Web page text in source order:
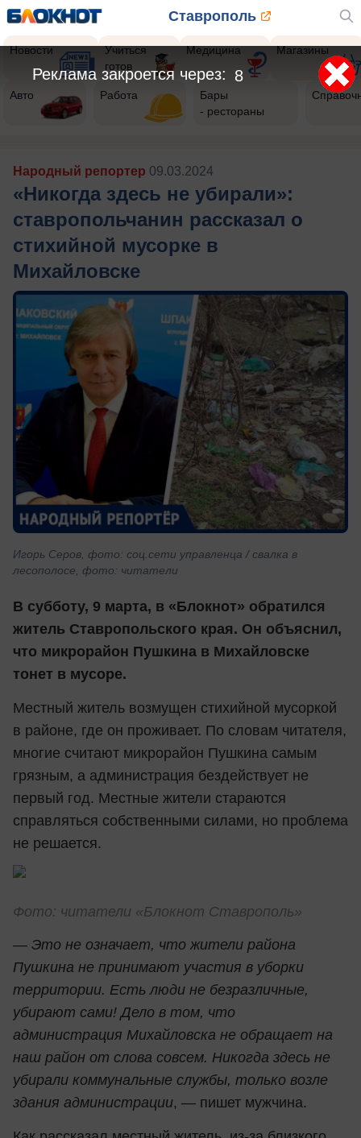
Ставрополь
Новости
Учиться
готов
Медицина Магазины
Авто Работа
Бары
- рестораны
Народный репортер 09.03.2024
«Никогда здесь не убирали»:
ставропольчанин рассказал о
стихийной мусорке в
Михайловске
Игорь Серов, фото: соц.сети управленца / свалка в
лесополосе, фото: читатели
В субботу, 9 марта, в «Блокнот» обратился
житель Ставропольского края. Он объяснил,
что микрорайон Пушкина в Михайловске
тонет в мусоре.
Местный житель возмущен стихийной мусоркой
в районе, где он проживает. По словам читателя,
многие считают микрорайон Пушкина самым
грязным, а администрация бездействует не
первый год. Местные жители стараются
справляться собственными силами, но проблема
не решается.
Фото: читатели «Блокнот Ставрополь»
— Это не означает, что жители района
Пушкина не принимают участия в уборки
территории. Есть люди не безразличные,
убирают сами! Дело в том, что
администрация Михайловска не обращает на
наш район от слова совсем. Никогда здесь не
убирали коммунальные службы, только возле
здания администрации, — пишет мужчина.
6
Реклама закроется через: